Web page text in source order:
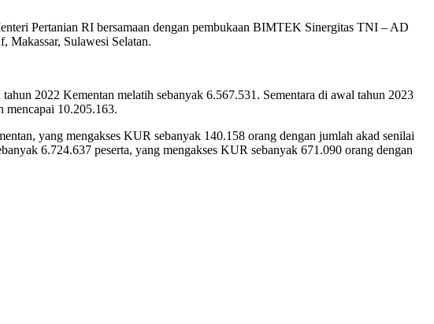
Pertanian RI bersamaan dengan pembukaan BIMTEK Sinergitas TNI – AD
Makassar, Sulawesi Selatan.
2022 Kementan melatih sebanyak 6.567.531. Sementara di awal tahun 2023
mencapai 10.205.163.
yang mengakses KUR sebanyak 140.158 orang dengan jumlah akad senilai
6.724.637 peserta, yang mengakses KUR sebanyak 671.090 orang dengan